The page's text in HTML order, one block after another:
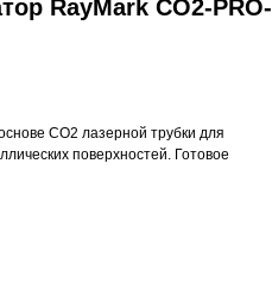
RayMark СО2-PRO-
СО2 лазерной трубки для
поверхностей. Готовое